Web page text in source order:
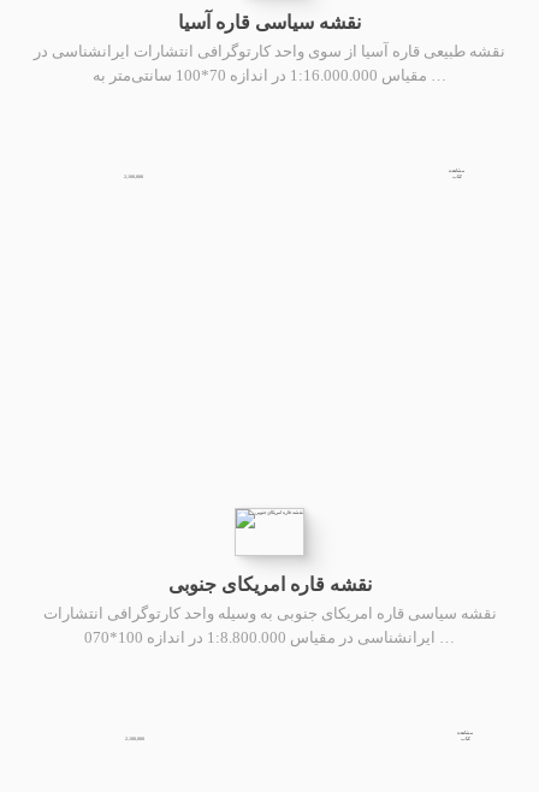
نقشه سیاسی قاره آسیا
نقشه طبیعی قاره آسیا از سوی واحد کارتوگرافی انتشارات ایرانشناسی در
مقیاس 1:16.000.000 در اندازه 70*100 سانتی‌متر به …
2,100,000
مشاهده
کتاب
نقشه قاره امریکای جنوبی
نقشه سیاسی قاره امریکای جنوبی به وسیله واحد کارتوگرافی انتشارات
ایرانشناسی در مقیاس 1:8.800.000 در اندازه 100*070 …
2,100,000
مشاهده
کتاب